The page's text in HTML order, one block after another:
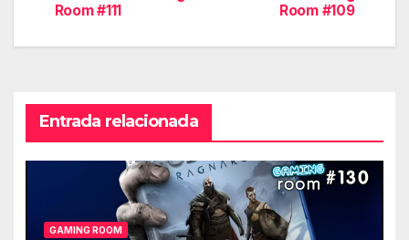
Room #109
Room #111
Entrada relacionada
GAMING ROOM